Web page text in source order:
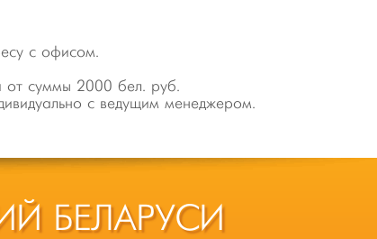
с офисом.
от суммы 2000 бел. руб.
с ведущим менеджером.
БЕЛАРУСИ